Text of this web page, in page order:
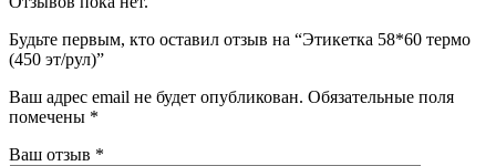
Будьте первым, кто оставил отзыв на “Этикетка 58*60 термо
(450 эт/рул)”
Ваш адрес email не будет опубликован. Обязательные поля
помечены *
Ваш отзыв *